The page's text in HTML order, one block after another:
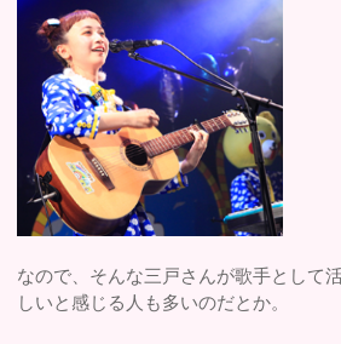
なので、そんな三戸さんが歌手として
しいと感じる人も多いのだとか。